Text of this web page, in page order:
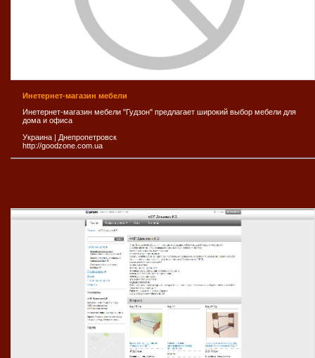
Инетернет-магазин мебели
Инетернет-магазин мебели "Гудзон" предлагает широкий выбор мебели для
дома и офиса
Украина | Днепропетровск
http://goodzone.com.ua